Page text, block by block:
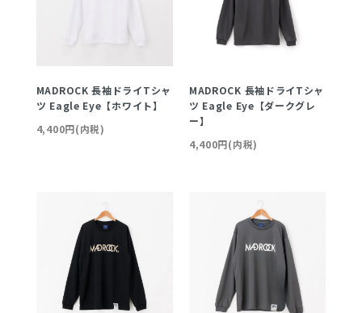
MADROCK 長袖ドライTシャ
ツ Eagle Eye【ホワイト】
4,400円(内税)
MADROCK 長袖ドライTシャ
ツ Eagle Eye【ダークグレ
ー】
4,400円(内税)